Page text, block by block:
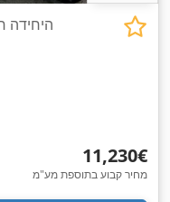
‏11,230 ‏€
מחיר קבוע בתוספת מע"מ